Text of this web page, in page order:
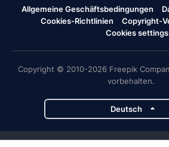
Allgemeine Geschäftsbedingungen
Cookies-Richtlinien
Copyright-
Cookies settings
Copyright © 2010-2026 Freepik
vorbehalten.
Deutsch